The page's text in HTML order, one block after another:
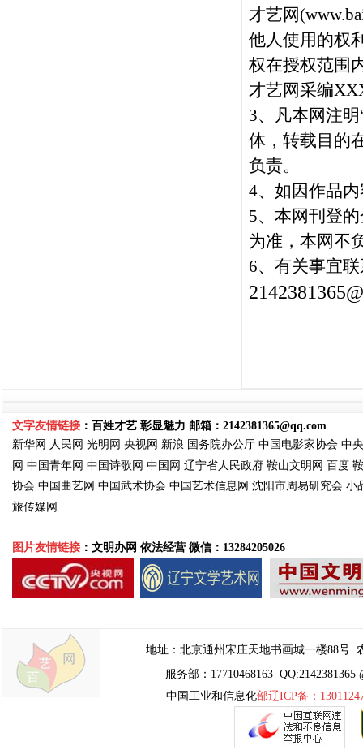
才艺网(
他人使用的权
权在授权范围
才艺网采编
3、凡本网注
体，转载目的
负责。
4、如因作品
5、本网刊登
为准，本网不
6、有关事宜
文字友情链接 ：百姓才艺 彰显魅力 邮箱： 2142381365@qq.com
新华网 人民网 光明网 央视网 新浪 国务院办公厅 中国电影家协会 中
网 中国青年网 中国诗歌网 中国网 辽宁省人民政府 鞍山文明网 百度
协会 中国曲艺网 中国武术协会 中国艺术信息网 沈阳市周易研究会 小
旅传媒网
图片友情链接 ：文明办网 依法经营 微信：13284205026
地址： 北京通州宋庄天地书画城一楼88号
服务部：17710468163 QQ:2142381365
中国工业和信息化部辽ICP备：